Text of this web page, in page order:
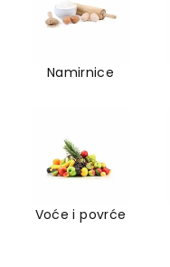
Namirnice
Voće i povrće